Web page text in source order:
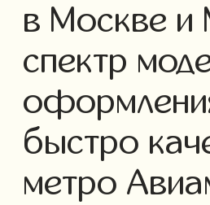
в Москве
спектр
быстро
метро